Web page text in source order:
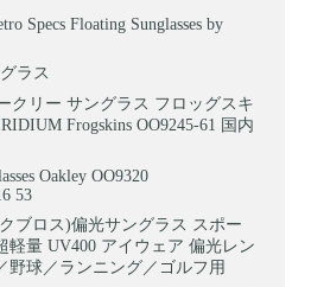
Specs Floating Sunglasses by
ラス
クリー サングラス フロッグスキ
Frogskins OO9245-61 国内
Oakley OO9320
53
ブロス)偏光サングラス スポー
軽量 UV400 アイウェア 偏光レン
野球／ランニング／ゴルフ用